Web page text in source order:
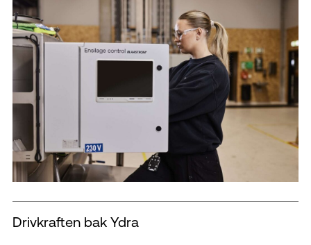
Drivkraften bak Ydra